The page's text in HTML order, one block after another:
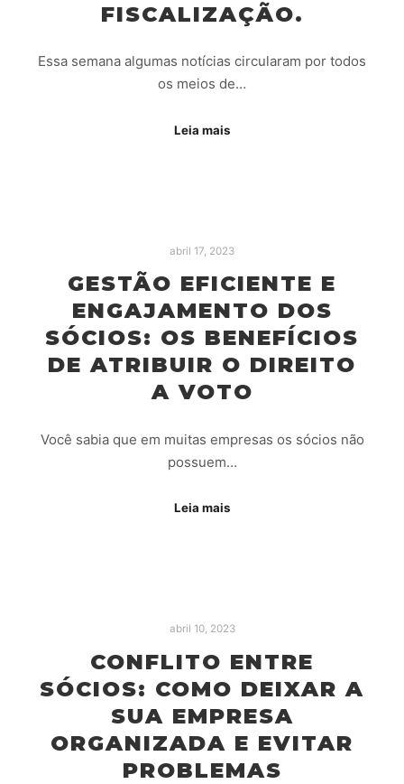
FISCALIZAÇÃO.
Essa semana algumas notícias circularam por todos
os meios de…
Leia mais
abril 17, 2023
GESTÃO EFICIENTE E
ENGAJAMENTO DOS
SÓCIOS: OS BENEFÍCIOS
DE ATRIBUIR O DIREITO
A VOTO
Você sabia que em muitas empresas os sócios não
possuem…
Leia mais
abril 10, 2023
CONFLITO ENTRE
SÓCIOS: COMO DEIXAR A
SUA EMPRESA
ORGANIZADA E EVITAR
PROBLEMAS